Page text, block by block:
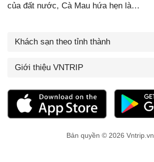
của đất nước, Cà Mau hứa hẹn là…
Khách sạn theo tỉnh thành
Giới thiệu VNTRIP
Bản quyền © 2026 Vntrip.vn